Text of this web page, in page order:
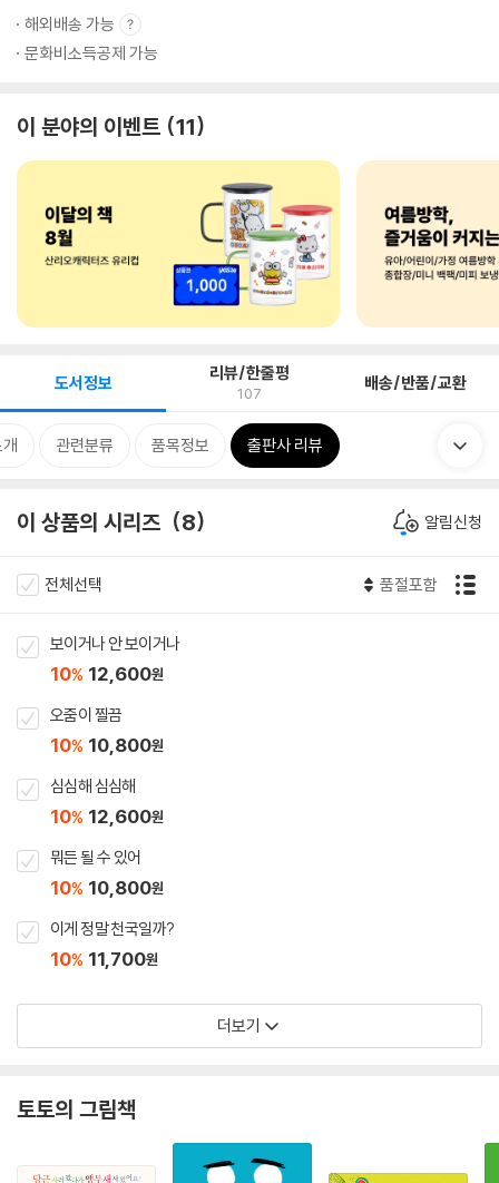
해외배송 가능
문화비소득공제 가능
이 분야의 이벤트 11
도서정보 리뷰/한줄평
107 배송/반품/교환
관련분류 품목정보 출판사 리뷰
이 상품의 시리즈 8 알림신청
전체선택 품절포함
보이거나 안 보이거나
10% 12,600원
오줌이 찔끔
10% 10,800원
심심해 심심해
10% 12,600원
뭐든 될 수 있어
10% 10,800원
이게 정말 천국일까?
10% 11,700원
더보기
토토의 그림책